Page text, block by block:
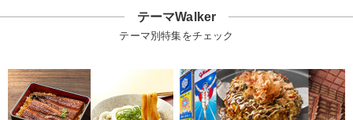
テーマWalker
テーマ別特集をチェック